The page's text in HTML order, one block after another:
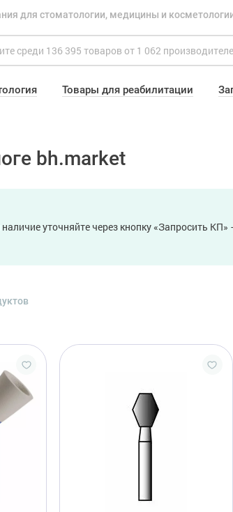
для стоматологии, медицины и
Товары для реабилитации
bh.market
уточняйте через кнопку «Запросить